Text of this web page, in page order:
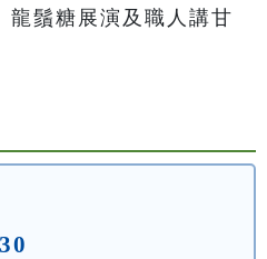
龍鬚糖展演及職人講甘